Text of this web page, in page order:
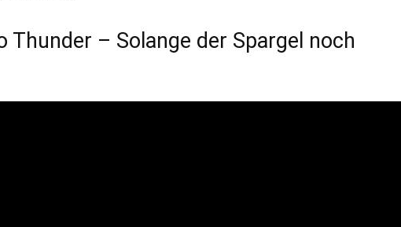
Thunder – Solange der Spargel noch